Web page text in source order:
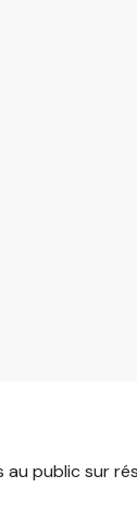
public sur